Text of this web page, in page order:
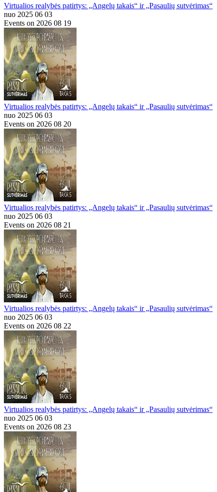
Virtualios realybės patirtys: „Angelų takais“ ir „Pasaulių sutvėrimas“
nuo 2025 06 03
Events on 2026 08 19
Virtualios realybės patirtys: „Angelų takais“ ir „Pasaulių sutvėrimas“
nuo 2025 06 03
Events on 2026 08 20
Virtualios realybės patirtys: „Angelų takais“ ir „Pasaulių sutvėrimas“
nuo 2025 06 03
Events on 2026 08 21
Virtualios realybės patirtys: „Angelų takais“ ir „Pasaulių sutvėrimas“
nuo 2025 06 03
Events on 2026 08 22
Virtualios realybės patirtys: „Angelų takais“ ir „Pasaulių sutvėrimas“
nuo 2025 06 03
Events on 2026 08 23